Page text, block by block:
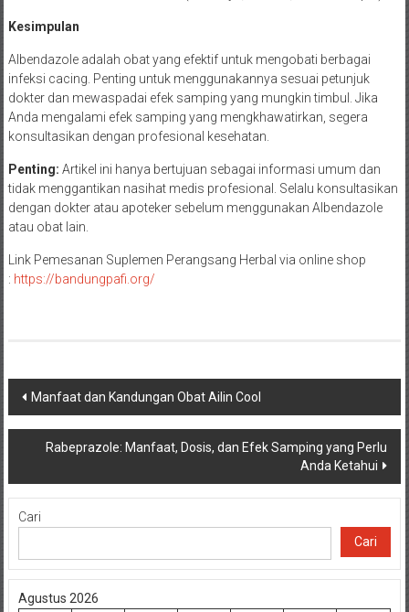
Kesimpulan
Albendazole adalah obat yang efektif untuk mengobati berbagai
infeksi cacing. Penting untuk menggunakannya sesuai petunjuk
dokter dan mewaspadai efek samping yang mungkin timbul. Jika
Anda mengalami efek samping yang mengkhawatirkan, segera
konsultasikan dengan profesional kesehatan.
Penting: Artikel ini hanya bertujuan sebagai informasi umum dan
tidak menggantikan nasihat medis profesional. Selalu konsultasikan
dengan dokter atau apoteker sebelum menggunakan Albendazole
atau obat lain.
Link Pemesanan Suplemen Perangsang Herbal via online shop
: https://bandungpafi.org/
Navigasi
pos
Manfaat dan Kandungan Obat Ailin Cool
Rabeprazole: Manfaat, Dosis, dan Efek Samping yang Perlu
Anda Ketahui
Cari
Cari
Agustus 2026